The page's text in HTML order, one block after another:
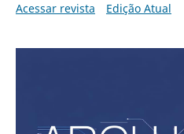
Acessar revista
Edição Atual